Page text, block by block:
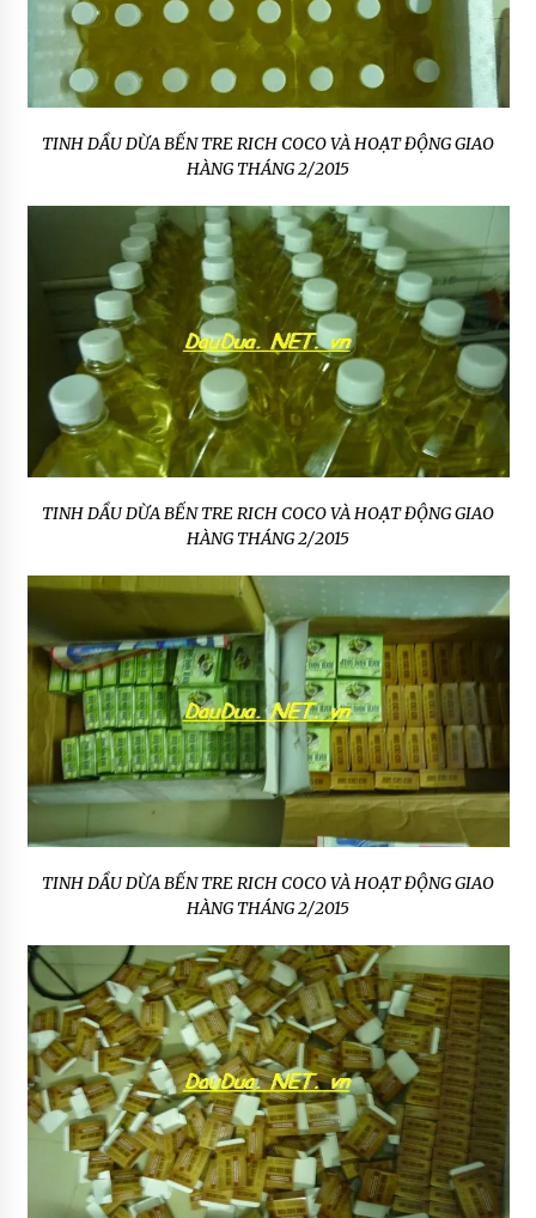
TINH DẦU DỪA BẾN TRE RICH COCO VÀ HOẠT ĐỘNG GIAO
HÀNG THÁNG 2/2015
TINH DẦU DỪA BẾN TRE RICH COCO VÀ HOẠT ĐỘNG GIAO
HÀNG THÁNG 2/2015
TINH DẦU DỪA BẾN TRE RICH COCO VÀ HOẠT ĐỘNG GIAO
HÀNG THÁNG 2/2015